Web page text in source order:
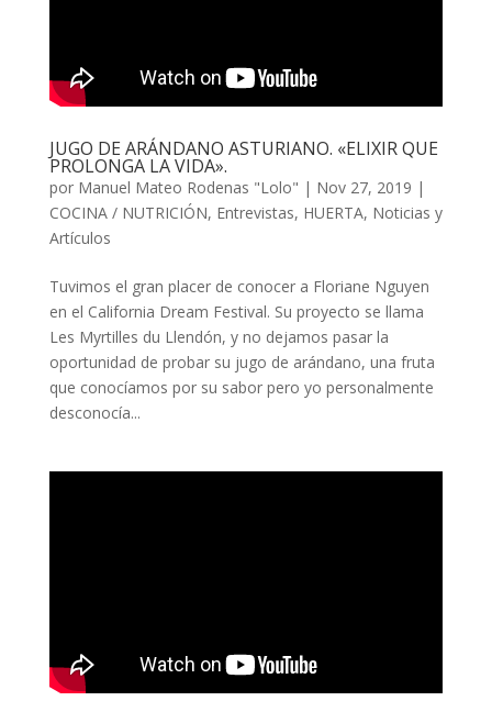
JUGO DE ARÁNDANO ASTURIANO. «ELIXIR QUE
PROLONGA LA VIDA».
por Manuel Mateo Rodenas "Lolo" | Nov 27, 2019 |
COCINA / NUTRICIÓN, Entrevistas, HUERTA, Noticias y
Artículos
Tuvimos el gran placer de conocer a Floriane Nguyen
en el California Dream Festival. Su proyecto se llama
Les Myrtilles du Llendón, y no dejamos pasar la
oportunidad de probar su jugo de arándano, una fruta
que conocíamos por su sabor pero yo personalmente
desconocía...